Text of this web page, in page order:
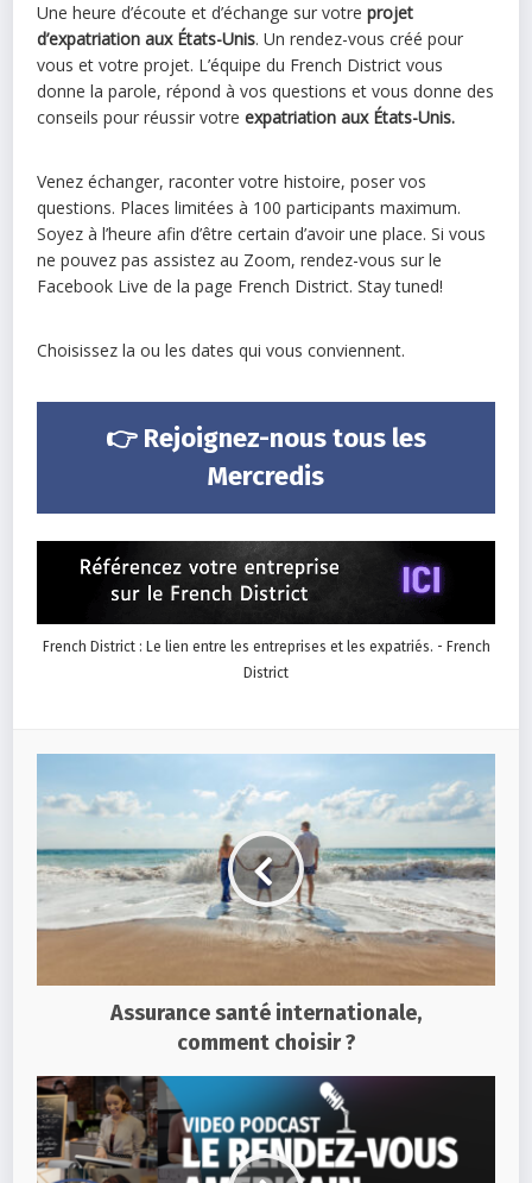
Une heure d’écoute et d’échange sur votreprojet
d’expatriation aux États-Unis. Un rendez-vous créé pour
vous et votre projet. L’équipe du French District vous
donne la parole, répond à vos questions et vous donne des
conseils pour réussir votre expatriation aux États-Unis.
Venez échanger, raconter votre histoire, poser vos
questions. Places limitées à 100 participants maximum.
Soyez à l’heure afin d’être certain d’avoir une place. Si vous
ne pouvez pas assistez au Zoom, rendez-vous sur le
Facebook Live de la page French District. Stay tuned!
Choisissez la ou les dates qui vous conviennent.
👉 Rejoignez-nous tous les
Mercredis
French District : Le lien entre les entreprises et les expatriés. - French
District
Assurance santé internationale,
comment choisir ?